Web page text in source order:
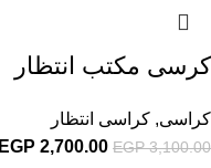
كرسى مكتب انتظار
كراسى, كراسى انتظار
EGP3,100.00
EGP 2,700.00